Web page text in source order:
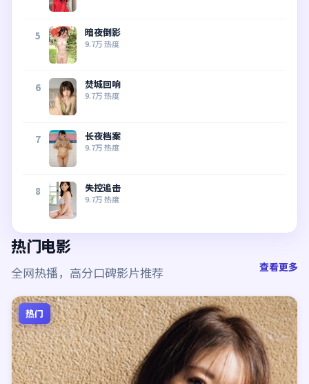
5 暗夜倒影
9.7万热度
6 焚城回响
9.7万热度
7 长夜档案
9.7万热度
8 失控追击
9.7万热度
热门电影
全网热播，高分口碑影片推荐 查看更多
热门